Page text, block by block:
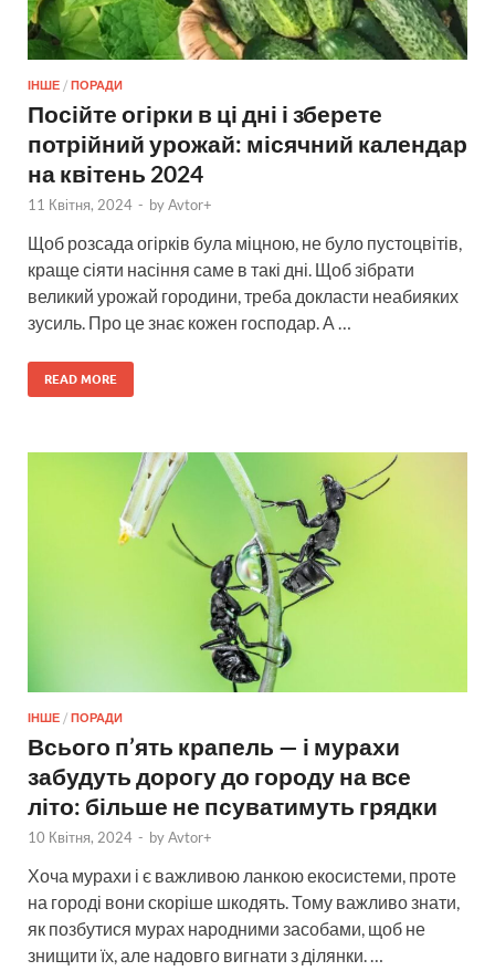
ІНШЕ / ПОРАДИ
Посійте огірки в ці дні і зберете
потрійний урожай: місячний календар
на квітень 2024
11 Квітня, 2024 - byAvtor+
Щоб розсада огірків була міцною, не було пустоцвітів,
краще сіяти насіння саме в такі дні. Щоб зібрати
великий урожай городини, треба докласти неабияких
зусиль. Про це знає кожен господар. А …
READ MORE
ІНШЕ / ПОРАДИ
Всього п’ять крапель — і мурахи
забудуть дорогу до городу на все
літо: більше не псуватимуть грядки
10 Квітня, 2024 - byAvtor+
Хоча мурахи і є важливою ланкою екосистеми, проте
на городі вони скоріше шкодять. Тому важливо знати,
як позбутися мурах народними засобами, щоб не
знищити їх, але надовго вигнати з ділянки. …